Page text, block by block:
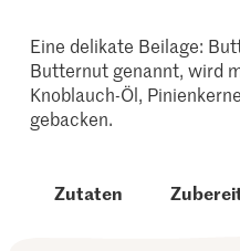
Eine delikate Beilage:
Butternut genannt, wird
Knoblauch-Öl,
gebacken.
Zutaten